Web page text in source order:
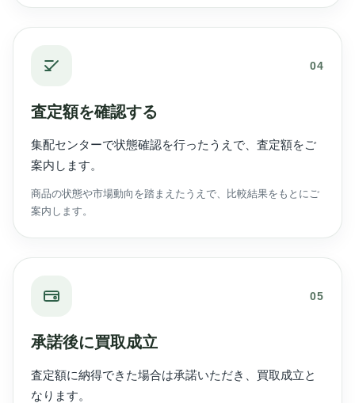
04
査定額を確認する
集配センターで状態確認を行ったうえで、査定額をご
案内します。
商品の状態や市場動向を踏まえたうえで、比較結果をもとにご
案内します。
05
承諾後に買取成立
査定額に納得できた場合は承諾いただき、買取成立と
なります。